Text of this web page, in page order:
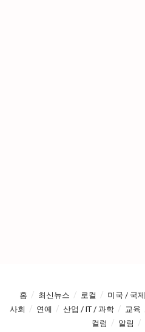
홈 최신뉴스 로컬 미국 / 국제
사회
연예 산업 / IT / 과학 교육
컬럼
알림